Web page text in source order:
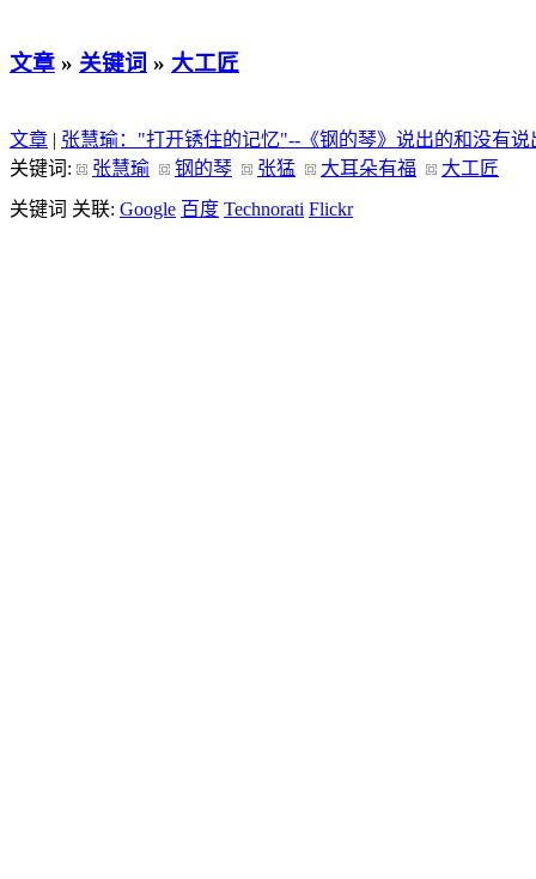
文章 » 关键词 » 大工匠
文章 | 张慧瑜："打开锈住的记忆"--《钢的琴》说出的和没有说
关键词:
张慧瑜 钢的琴 张猛 大耳朵有福
大工匠
关键词 关联: Google 百度 Technorati Flickr